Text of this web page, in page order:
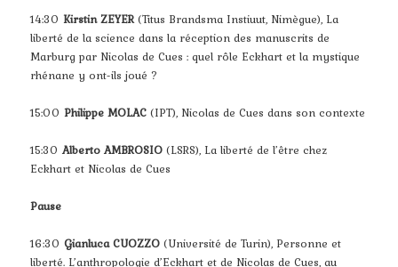
14:30Kirstin ZEYER(Titus Brandsma Instiuut, Nimègue), La
liberté de la science dans la réception des manuscrits de
Marburg par Nicolas de Cues : quel rôle Eckhart et la mystique
rhénane y ont-ils joué ?
15:00Philippe MOLAC (IPT), Nicolas de Cues dans son contexte
15:30Alberto AMBROSIO (LSRS), La liberté de l’être chez
Eckhart et Nicolas de Cues
Pause
16:30Gianluca CUOZZO (Université de Turin), Personne et
liberté. L’anthropologie d’Eckhart et de Nicolas de Cues, au